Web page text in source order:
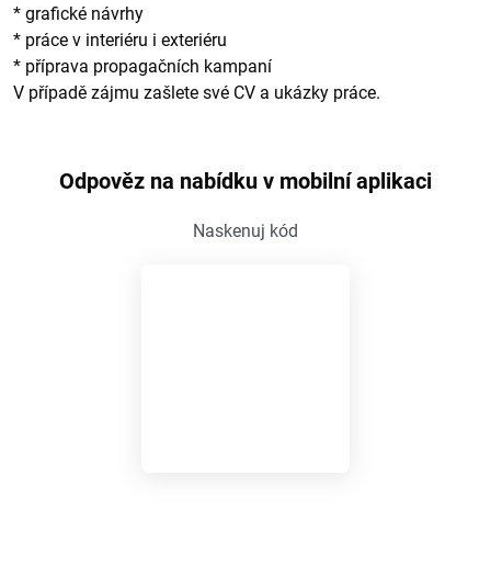
* grafické návrhy
* práce v interiéru i exteriéru
* příprava propagačních kampaní
V případě zájmu zašlete své CV a ukázky práce.
Odpověz na nabídku v mobilní aplikaci
Naskenuj kód